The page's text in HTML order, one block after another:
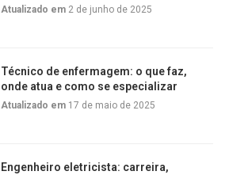
Atualizado em 2 de junho de 2025
Técnico de enfermagem: o que faz,
onde atua e como se especializar
Atualizado em 17 de maio de 2025
Engenheiro eletricista: carreira,